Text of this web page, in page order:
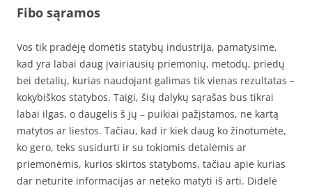
Fibo sąramos
Vos tik pradėję domėtis statybų industrija, pamatysime,
kad yra labai daug įvairiausių priemonių, metodų, priedų
bei detalių, kurias naudojant galimas tik vienas rezultatas –
kokybiškos statybos. Taigi, šių dalykų sąrašas bus tikrai
labai ilgas, o daugelis š jų – puikiai pažįstamos, ne kartą
matytos ar liestos. Tačiau, kad ir kiek daug ko žinotumėte,
ko gero, teks susidurti ir su tokiomis detalėmis ar
priemonėmis, kurios skirtos statyboms, tačiau apie kurias
dar neturite informacijas ar neteko matyti iš arti. Didelė